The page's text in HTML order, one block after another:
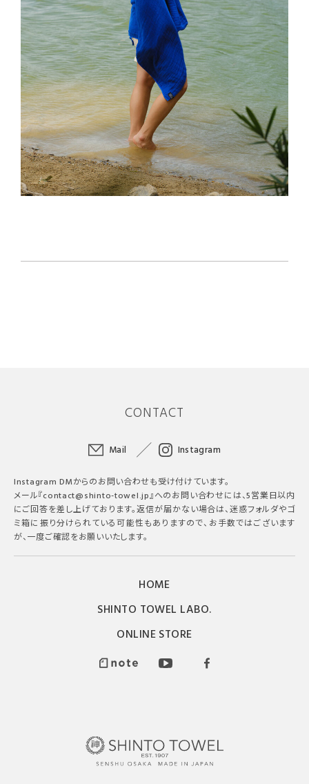
CONTACT
Mail Instagram
Instagram DMからのお問い合わせも受け付けています。
メール『contact@shinto-towel.jp』へのお問い合わせには、5営業日以内
にご回答を差し上げております。返信が届かない場合は、迷惑フォルダやゴ
ミ箱に振り分けられている可能性もありますので、お手数ではございます
が、一度ご確認をお願いいたします。
HOME
SHINTO TOWEL LABO.
ONLINE STORE